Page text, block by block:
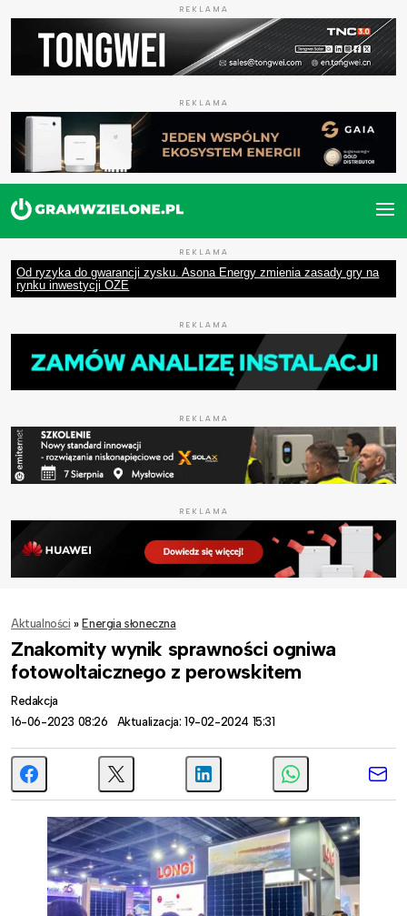
REKLAMA
REKLAMA
REKLAMA
Od ryzyka do gwarancji zysku. Asona Energy zmienia zasady gry na
rynku inwestycji OZE
REKLAMA
REKLAMA
REKLAMA
Aktualności » Energia słoneczna
Znakomity wynik sprawności ogniwa
fotowoltaicznego z perowskitem
Redakcja
16-06-2023 08:26
Aktualizacja: 19-02-2024 15:31